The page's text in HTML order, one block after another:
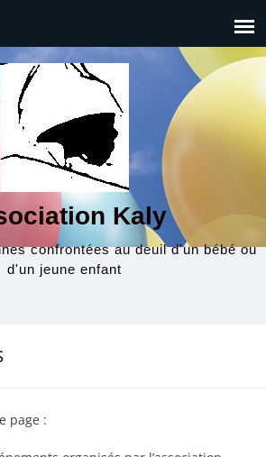
Kaly
confrontées au deuil d'un bébé ou
d'un jeune enfant
page :